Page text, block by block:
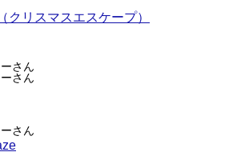
クリスマスエスケープ）
さん
さん
さん